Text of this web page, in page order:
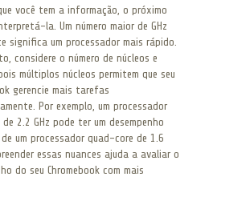
você tem a informação, o próximo
la. Um número maior de GHz
significa um processador mais rápido.
considere o número de núcleos e
múltiplos núcleos permitem que seu
gerencie mais tarefas
Por exemplo, um processador
2.2 GHz pode ter um desempenho
um processador quad-core de 1.6
essas nuances ajuda a avaliar o
do seu Chromebook com mais